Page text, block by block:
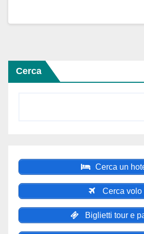
Cerca
Cerca un
Cerca volo
Biglietti tour e